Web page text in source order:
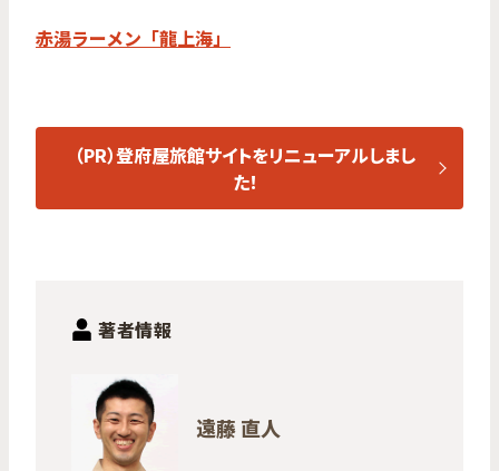
赤湯ラーメン「龍上海」
（PR）登府屋旅館サイトをリニューアルしまし
た！
著者情報
遠藤 直人